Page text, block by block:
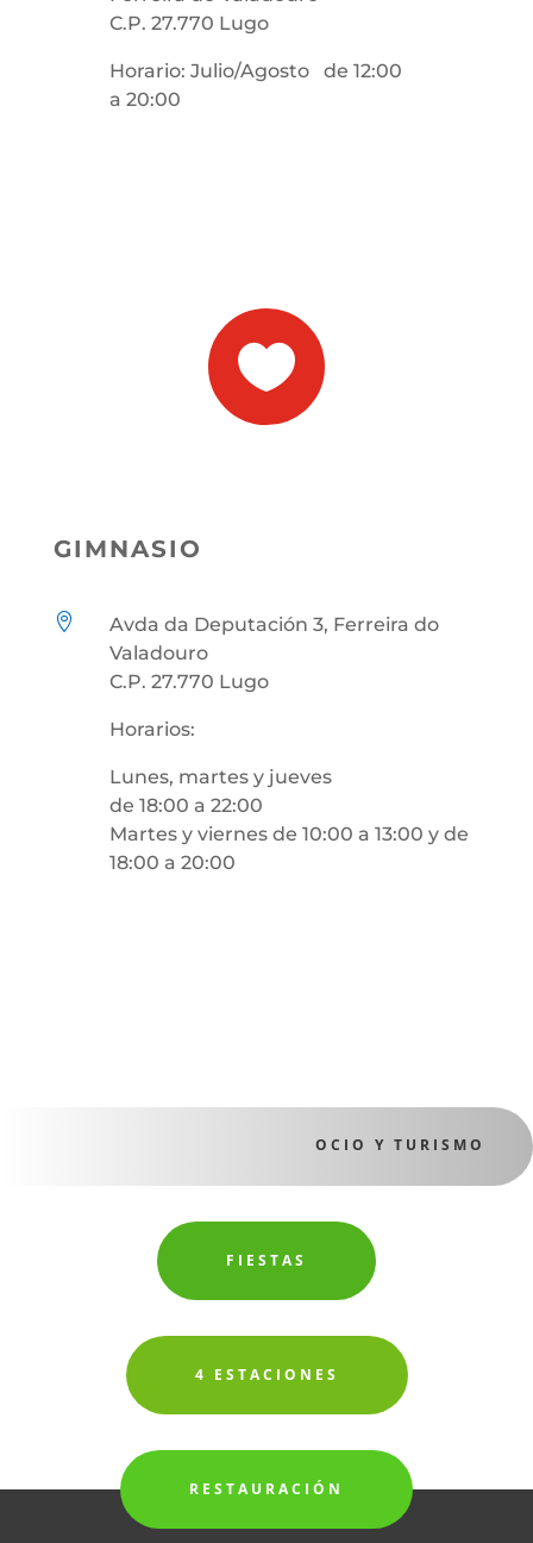
C.P. 27.770 Lugo
Horario: Julio/Agosto de 12:00
a 20:00

GIMNASIO

Avda da Deputación 3, Ferreira do
Valadouro
C.P. 27.770 Lugo
Horarios:
Lunes, martes y jueves
de 18:00 a 22:00
Martes y viernes de 10:00 a 13:00 y de
18:00 a 20:00
OCIO Y TURISMO
FIESTAS
4 ESTACIONES
RESTAURACIÓN